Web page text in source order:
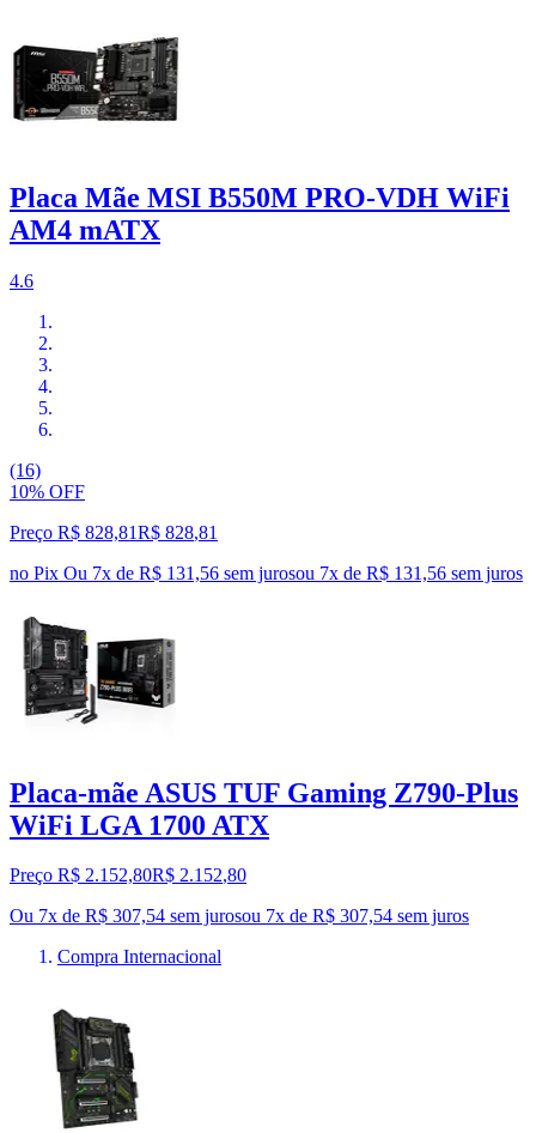
Placa Mãe MSI B550M PRO-VDH WiFi
AM4 mATX
4.6
(16)
10% OFF
Preço R$ 828,81R$ 828,81
no Pix Ou 7x de R$ 131,56 sem jurosou 7x de R$ 131,56 sem juros
Placa-mãe ASUS TUF Gaming Z790-Plus
WiFi LGA 1700 ATX
Preço R$ 2.152,80R$ 2.152,80
Ou 7x de R$ 307,54 sem jurosou 7x de R$ 307,54 sem juros
Compra Internacional